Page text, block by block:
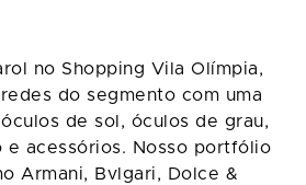
no Shopping Vila Olímpia,
do segmento com uma
de sol, óculos de grau,
e acessórios. Nosso portfólio
Armani, Bvlgari, Dolce &